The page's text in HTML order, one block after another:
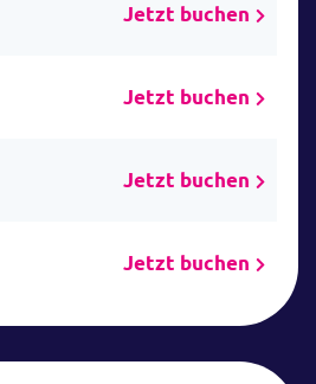
Jetzt buchen
Jetzt buchen
Jetzt buchen
Jetzt buchen